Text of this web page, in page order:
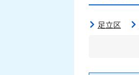
足立区